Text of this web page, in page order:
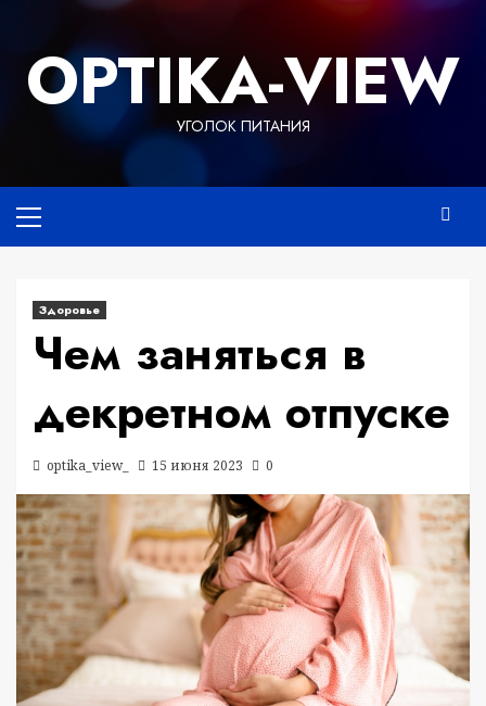
содержимому
OPTIKA-VIEW
УГОЛОК ПИТАНИЯ
меню
Здоровье
Чем заняться в
декретном отпуске
optika_view_ 15 июня 2023 0